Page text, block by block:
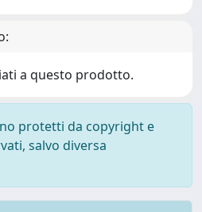
a questo prodotto.
protetti da copyright e
salvo diversa